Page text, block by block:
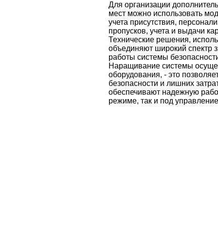
Для организации
мест можно использовать
учета присутствия,
пропусков, учета и выдачи
Технические решения,
объединяют широкий спектр
работы системы
Наращивание системы
оборудования, - это
безопасности и лишних
обеспечивают надежную
режиме, так и под